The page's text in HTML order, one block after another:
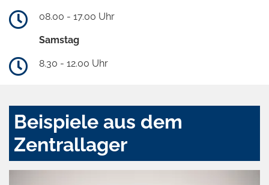
08.00 - 17.00 Uhr
Samstag
8.30 - 12.00 Uhr
Beispiele aus dem
Zentrallager